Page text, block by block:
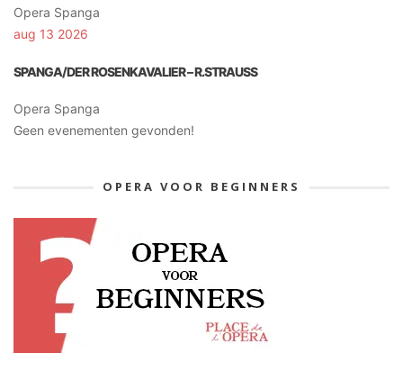
Opera Spanga
aug 13 2026
SPANGA/DER ROSENKAVALIER – R.STRAUSS
Opera Spanga
Geen evenementen gevonden!
OPERA VOOR BEGINNERS